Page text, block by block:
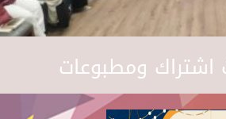
اشتراك ومطبوعات